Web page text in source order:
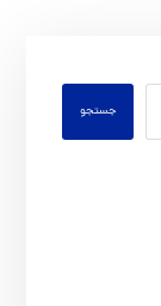
جستجو